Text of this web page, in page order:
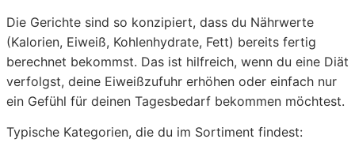
Die Gerichte sind so konzipiert, dass du Nährwerte
(Kalorien, Eiweiß, Kohlenhydrate, Fett) bereits fertig
berechnet bekommst. Das ist hilfreich, wenn du eine Diät
verfolgst, deine Eiweißzufuhr erhöhen oder einfach nur
ein Gefühl für deinen Tagesbedarf bekommen möchtest.
Typische Kategorien, die du im Sortiment findest: